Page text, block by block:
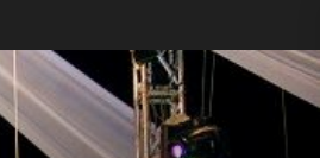
Vẫn Cần Thiết Trong Buổi Thờ